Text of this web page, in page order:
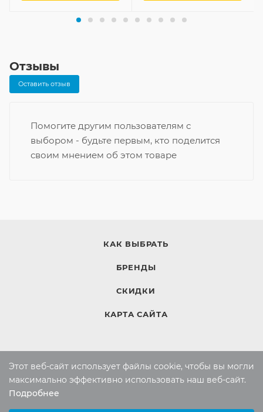
Отзывы
Оставить отзыв
Помогите другим пользователям с
выбором - будьте первым, кто поделится
своим мнением об этом товаре
КАК ВЫБРАТЬ
БРЕНДЫ
СКИДКИ
КАРТА САЙТА
Компания
Этот веб-сайт использует файлы cookie, чтобы вы могли
максимально эффективно использовать наш веб-сайт.
Подробнее